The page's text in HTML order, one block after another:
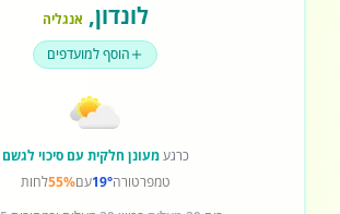
לונדון, אנגליה
הוסף למועדפים
כרגעמעונן חלקית עם סיכוי לגשם
טמפרטורה19°עם55%לחות